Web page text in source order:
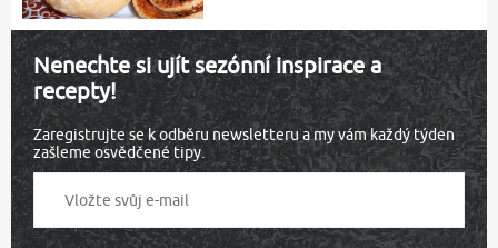
Nenechte si ujít sezónní inspirace a
recepty!
Zaregistrujte se k odběru newsletteru a my vám každý týden
zašleme osvědčené tipy.